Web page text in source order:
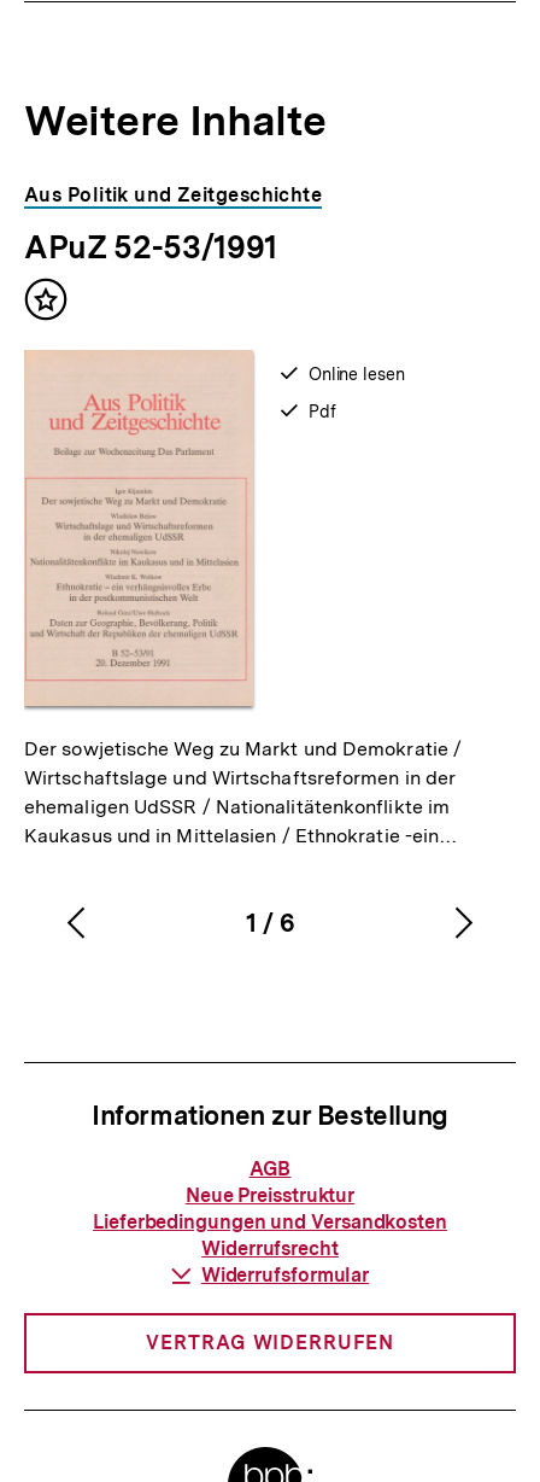
Weitere Inhalte
Inhaltskarousell
für
weitere
Inhalte
Inhaltskarussell
überspringen
Aus Politik und Zeitgeschichte
APuZ 52-53/1991
Inhalt
verfügbar
Online lesen
verfügbar
Pdf
Der sowjetische Weg zu Markt und Demokratie /
Wirtschaftslage und Wirtschaftsreformen in der
ehemaligen UdSSR / Nationalitätenkonflikte im
Kaukasus und in Mittelasien / Ethnokratie -ein…
Karussellinhalt
1
von
/ 6
Vorherigen
Informationen zur Bestellung
Informationen
zur
Bestellung
AGB
Neue Preisstruktur
Lieferbedingungen und Versandkosten
Widerrufsrecht
Download-
Widerrufsformular
VERTRAG WIDERRUFEN